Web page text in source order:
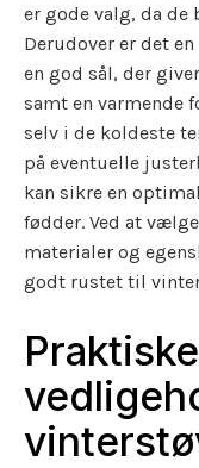
er gode valg, da de
Derudover er det
en god sål, der
samt en varmende
selv i de koldeste
på eventuelle
kan sikre en
fødder. Ved at
materialer og
godt rustet til